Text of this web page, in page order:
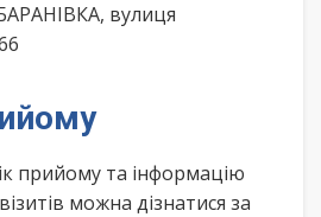
вулиця
прийому та інформацію
можна дізнатися за